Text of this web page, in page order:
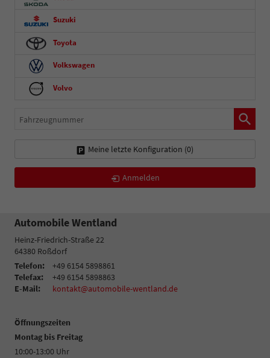
Suzuki
Toyota
Volkswagen
Volvo
Fahrzeugnummer
Meine letzte Konfiguration (0)
Anmelden
Automobile Wentland
Heinz-Friedrich-Straße 22
64380 Roßdorf
Telefon:
+49 6154 5898861
Telefax:
+49 6154 5898863
E-Mail:
kontakt@automobile-wentland.de
Öffnungszeiten
Montag bis Freitag
10:00-13:00 Uhr